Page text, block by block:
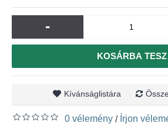
-
KOSÁRBA TESZ
Kívánságlistára
0 vélemény / Írjon